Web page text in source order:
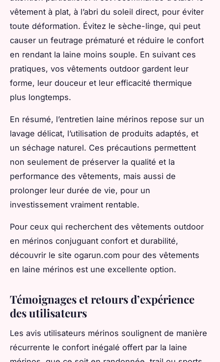
vêtement à plat, à l’abri du soleil direct, pour éviter
toute déformation. Évitez le sèche-linge, qui peut
causer un feutrage prématuré et réduire le confort
en rendant la laine moins souple. En suivant ces
pratiques, vos vêtements outdoor gardent leur
forme, leur douceur et leur efficacité thermique
plus longtemps.
En résumé, l’entretien laine mérinos repose sur un
lavage délicat, l’utilisation de produits adaptés, et
un séchage naturel. Ces précautions permettent
non seulement de préserver la qualité et la
performance des vêtements, mais aussi de
prolonger leur durée de vie, pour un
investissement vraiment rentable.
Pour ceux qui recherchent des vêtements outdoor
en mérinos conjuguant confort et durabilité,
découvrir le site ogarun.com pour des vêtements
en laine mérinos est une excellente option.
Témoignages et retours d’expérience
des utilisateurs
Les avis utilisateurs mérinos soulignent de manière
récurrente le confort inégalé offert par la laine